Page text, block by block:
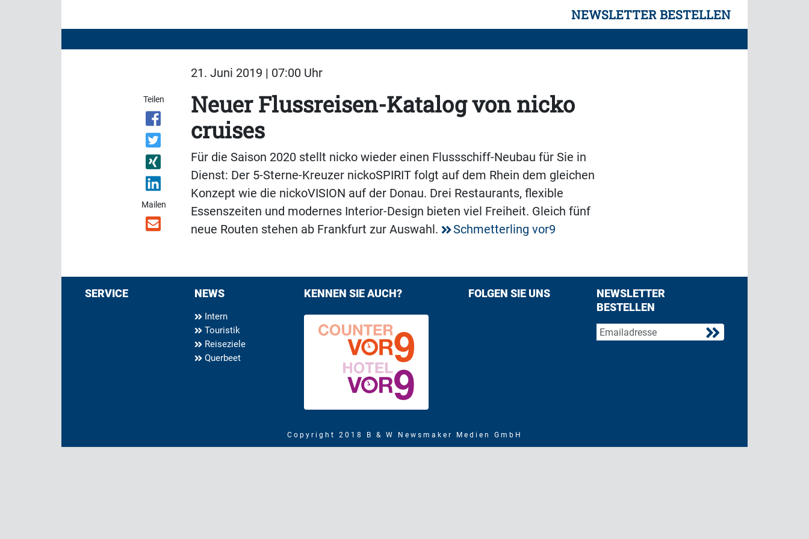
NEWSLETTER BESTELLEN
21. Juni 2019 | 07:00 Uhr
Teilen
Mailen
Neuer Flussreisen-Katalog von nicko
cruises
Für die Saison 2020 stellt nicko wieder einen Flussschiff-Neubau für Sie in
Dienst: Der 5-Sterne-Kreuzer nickoSPIRIT folgt auf dem Rhein dem gleichen
Konzept wie die nickoVISION auf der Donau. Drei Restaurants, flexible
Essenszeiten und modernes Interior-Design bieten viel Freiheit. Gleich fünf
neue Routen stehen ab Frankfurt zur Auswahl.
Schmetterling vor9
SERVICE NEWS
Intern
Touristik
Reiseziele
Querbeet
KENNEN SIE AUCH? FOLGEN SIE UNS
NEWSLETTER
BESTELLEN
Copyright 2018 B & W Newsmaker Medien GmbH